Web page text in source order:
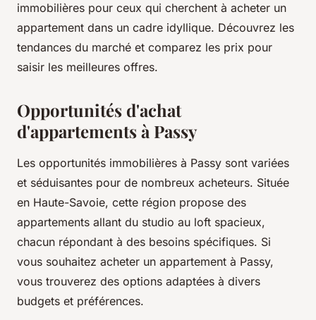
immobilières pour ceux qui cherchent à acheter un
appartement dans un cadre idyllique. Découvrez les
tendances du marché et comparez les prix pour
saisir les meilleures offres.
Opportunités d'achat
d'appartements à Passy
Les opportunités immobilières à Passy sont variées
et séduisantes pour de nombreux acheteurs. Située
en Haute-Savoie, cette région propose des
appartements allant du studio au loft spacieux,
chacun répondant à des besoins spécifiques. Si
vous souhaitez acheter un appartement à Passy,
vous trouverez des options adaptées à divers
budgets et préférences.